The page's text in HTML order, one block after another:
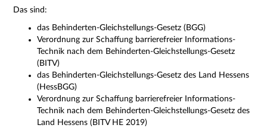
Das sind:
das Behinderten-Gleichstellungs-Gesetz (BGG)
Verordnung zur Schaffung barrierefreier Informations-
Technik nach dem Behinderten-Gleichstellungs-Gesetz
(BITV)
das Behinderten-Gleichstellungs-Gesetz des Land Hessens
( HessBGG)
Verordnung zur Schaffung barrierefreier Informations-
Technik nach dem Behinderten-Gleichstellungs-Gesetz des
Land Hessens (BITV HE 2019)